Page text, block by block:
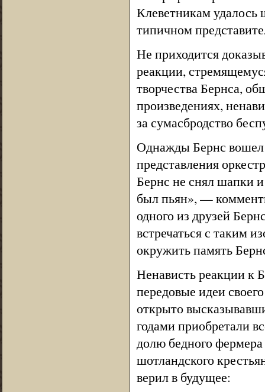
Клеветникам удалось
типичном
Не приходится
реакции,
творчества Бернса,
произведениях,
за сумасбродство
Однажды Бернс вошел
представления
Бернс не снял шапки
был пьян», —
одного из друзей
встречаться с таким
окружить память
Ненависть реакции к
передовые идеи
открыто
годами приобретали
долю бедного
шотландского
верил в будущее: